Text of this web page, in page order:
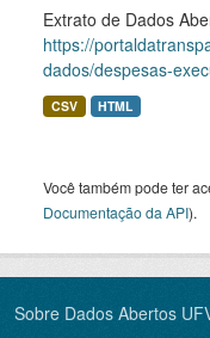
Extrato de Dados
https://
dados/despesas-
CSV HTML
Você também pode ter
Documentação da API).
Sobre Dados Abertos